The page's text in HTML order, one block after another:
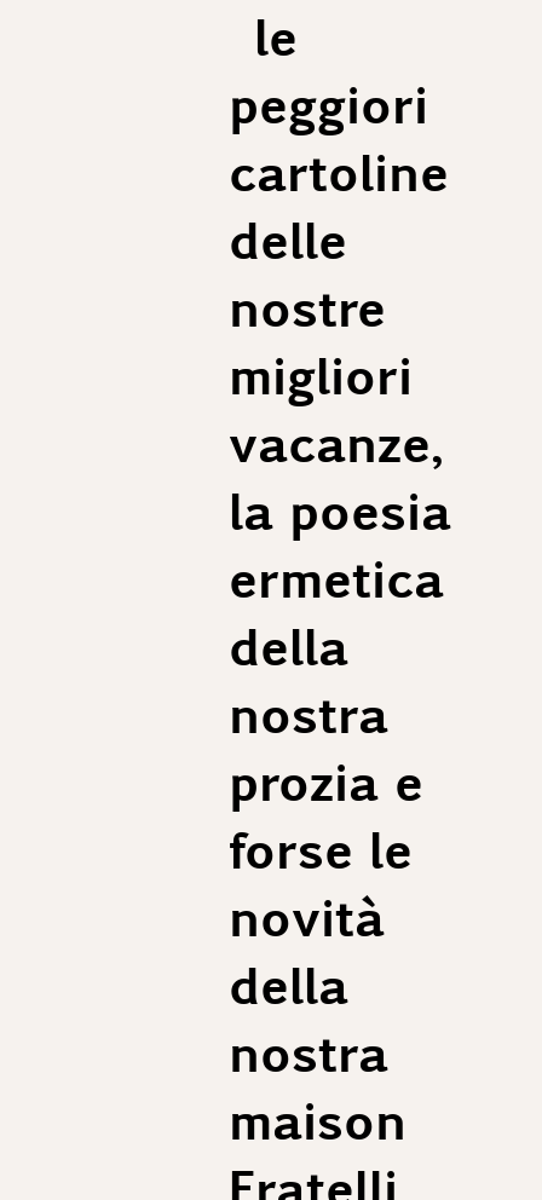
le
peggiori
cartoline
delle
nostre
migliori
vacanze,
la poesia
ermetica
della
nostra
prozia e
forse le
novità
della
nostra
maison